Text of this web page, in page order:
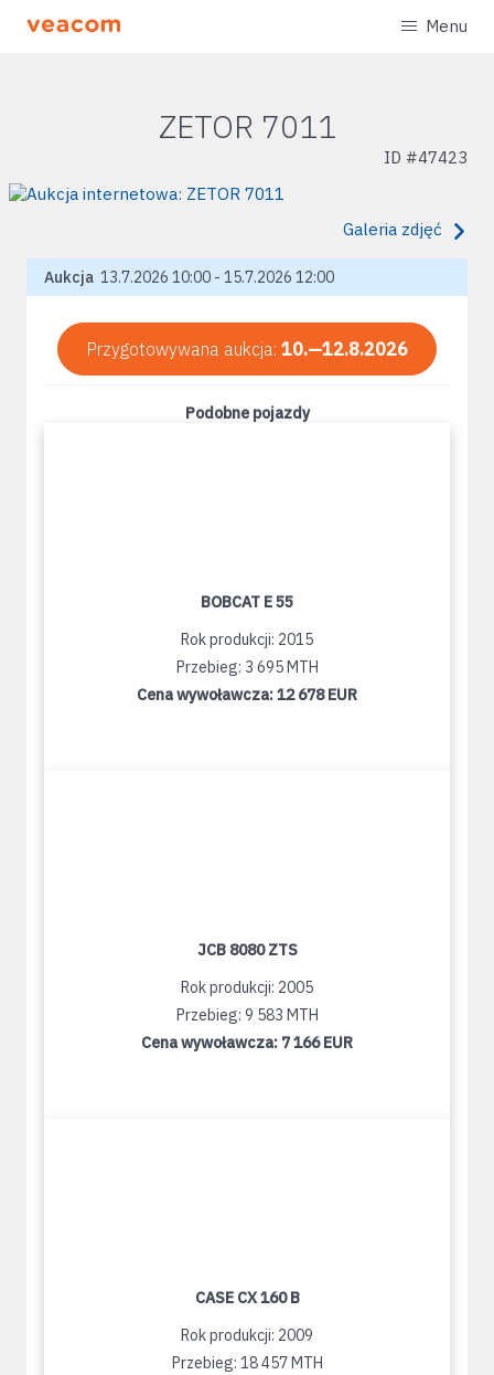
Menu
ZETOR 7011
ID #47423
Galeria zdjęć
Aukcja 13.7.2026 10:00 - 15.7.2026 12:00
Przygotowywana aukcja: 10.—12.8.2026
Podobne pojazdy
BOBCAT E 55
Rok produkcji: 2015
Przebieg: 3 695 MTH
Cena wywoławcza:12 678 EUR
JCB 8080 ZTS
Rok produkcji: 2005
Przebieg: 9 583 MTH
Cena wywoławcza: 7 166 EUR
CASE CX 160 B
Rok produkcji: 2009
Przebieg: 18 457 MTH